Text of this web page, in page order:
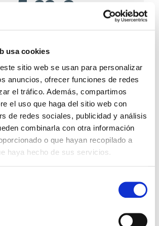
usa cookies
sitio web se usan para personalizar
anuncios, ofrecer funciones de redes
el tráfico. Además, compartimos
el uso que haga del sitio web con
de redes sociales, publicidad y análisis
combinarla con otra información
o que hayan recopilado a
haya hecho de sus servicios.
5,69 €
compraron este
también